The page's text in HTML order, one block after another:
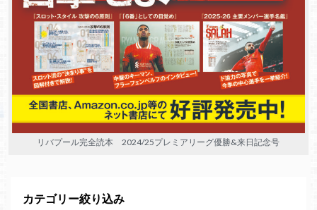
リバプール完全読本 2024/25プレミアリーグ優勝&来日記念号
カテゴリー絞り込み